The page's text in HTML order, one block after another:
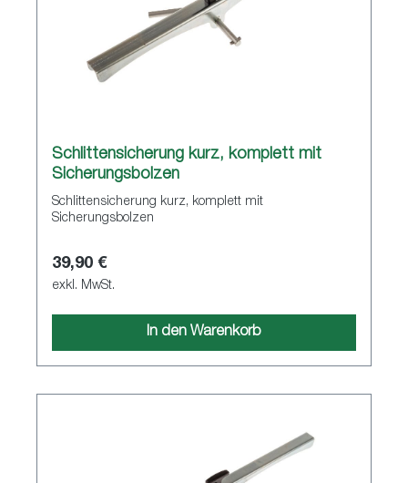
Schlittensicherung kurz, komplett mit
Sicherungsbolzen
Schlittensicherung kurz, komplett mit
Sicherungsbolzen
39,90 €
exkl. MwSt.
In den Warenkorb